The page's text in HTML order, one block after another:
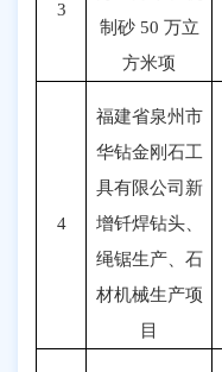
3
制砂 50 万立
方米项
4
福建省泉州市
华钻金刚石工
具有限公司新
增钎焊钻头、
绳锯生产、石
材机械生产项
目